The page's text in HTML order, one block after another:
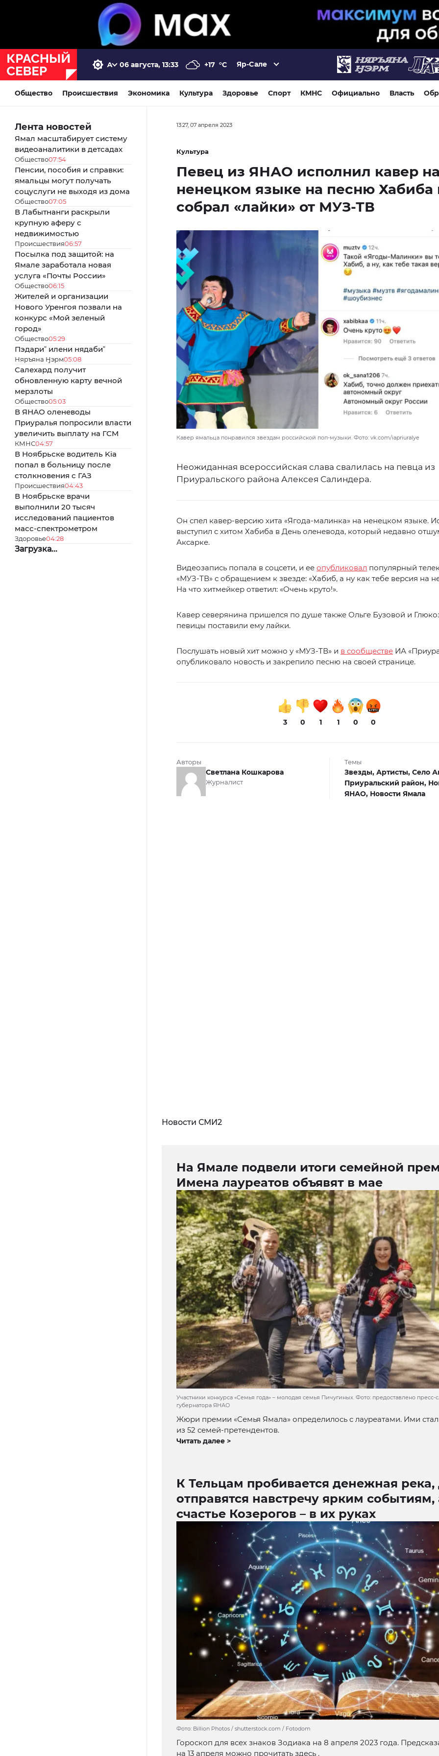
06 августа, 13:33 +17 °C Яр-Сале
Общество Происшествия Экономика Культура Здоровье Спорт КМНС Официально Власть
Лента новостей
Ямал масштабирует систему
видеоаналитики в детсадах
Общество07:54
Пенсии, пособия и справки:
ямальцы могут получать
соцуслуги не выходя из дома
Общество07:05
В Лабытнанги раскрыли
крупную аферу с
недвижимостью
Происшествия06:57
Посылка под защитой: на
Ямале заработала новая
услуга «Почты России»
Общество06:15
Жителей и организации
Нового Уренгоя позвали на
конкурс «Мой зеленый
город»
Общество05:29
Пэдариˮ илени нядабиˮ
Няръяна Ӈэрм05:08
Салехард получит
обновленную карту вечной
мерзлоты
Общество05:03
В ЯНАО оленеводы
Приуралья попросили власти
увеличить выплату на ГСМ
КМНС04:57
В Ноябрьске водитель Kia
попал в больницу после
столкновения с ГАЗ
Происшествия04:43
В Ноябрьске врачи
выполнили 20 тысяч
исследований пациентов
масс-спектрометром
Здоровье04:28
Загрузка...
13:27, 07 апреля 2023
Культура
Певец из ЯНАО исполнил кавер
ненецком языке на песню Хабиба
собрал «лайки» от МУЗ-ТВ
Кавер ямальца понравился звездам российской поп-музыки. Фото: vk.com/iapriuralye
Неожиданная всероссийская слава свалилась на певца из
Приуральского района Алексея Салиндера.
Он спел кавер-версию хита «Ягода-малинка» на ненецком языке.
выступил с хитом Хабиба в День оленевода, который недавно
Аксарке.
Видеозапись попала в соцсети, и ее опубликовал популярный
«МУЗ-ТВ» с обращением к звезде: «Хабиб, а ну как тебе версия на
На что хитмейкер ответил: «Очень круто!».
Кавер северянина пришелся по душе также Ольге Бузовой и
певицы поставили ему лайки.
Послушать новый хит можно у «МУЗ-ТВ» и в сообществе ИА
опубликовало новость и закрепило песню на своей странице.
3 0 1 1 0 0
Авторы
Светлана Кошкарова
Журналист
Темы
Звезды, Артисты, Село
Приуральский район,
ЯНАО, Новости Ямала
Новости СМИ2
На Ямале подвели итоги семейной
Имена лауреатов объявят в мае
Участники конкурса «Семья года» – молодая семья Пичугиных. Фото: предоставлено пресс-
губернатора ЯНАО
Жюри премии «Семья Ямала» определилось с лауреатами. Ими
из 52 семей-претендентов.
Читать далее >
К Тельцам пробивается денежная
отправятся навстречу ярким событиям,
счастье Козерогов – в их руках
Фото: Billion Photos / shutterstock.com / Fotodom
Гороскоп для всех знаков Зодиака на 8 апреля 2023 года.
на 13 апреля можно прочитать здесь .